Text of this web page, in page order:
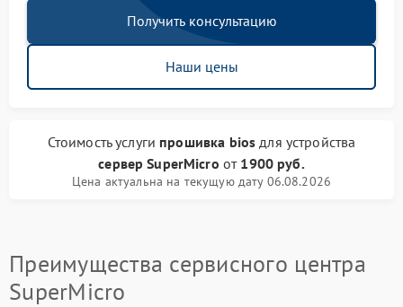
Получить консультацию
Наши цены
Стоимость услуги прошивка bios для устройства
сервер SuperMicro от 1900 руб.
Цена актуальна на текущую дату 06.08.2026
Преимущества сервисного центра
SuperMicro